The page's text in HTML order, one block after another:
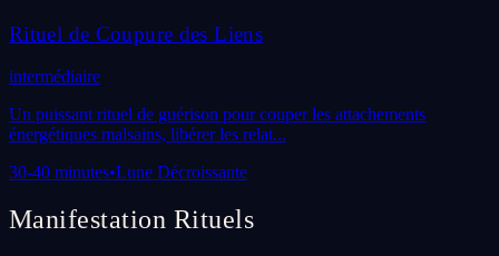
Rituel de Coupure des Liens
intermédiaire
Un puissant rituel de guérison pour couper les attachements
énergétiques malsains, libérer les relat...
30-40 minutes•Lune Décroissante
Manifestation Rituels